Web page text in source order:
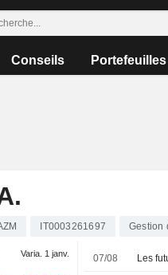
Conseils Portefeuilles
IT0003261697 Gestion
Varia. 1 janv. 07/08